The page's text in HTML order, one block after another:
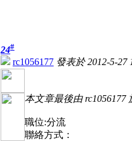
24#
rc1056177 發表於 2012-5-27
本文章最後由 rc1056177
職位:分流
聯絡方式：